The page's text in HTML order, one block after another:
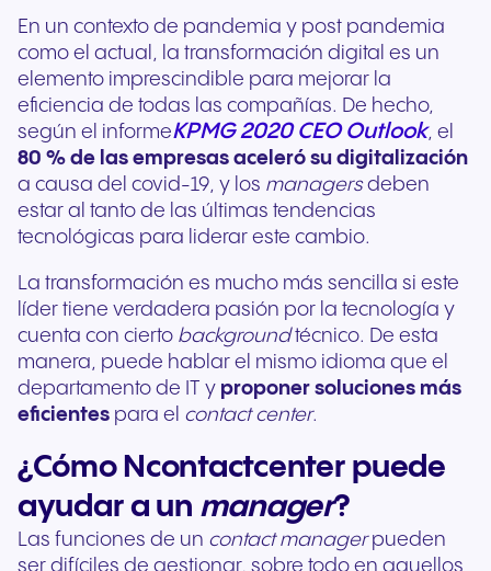
En un contexto de pandemia y post pandemia
como el actual, la transformación digital es un
elemento imprescindible para mejorar la
eficiencia de todas las compañías. De hecho,
según el informeKPMG 2020 CEO Outlook, el
80 % de las empresas aceleró su digitalización
a causa del covid-19, y los managersdeben
estar al tanto de las últimas tendencias
tecnológicas para liderar este cambio.
La transformación es mucho más sencilla si este
líder tiene verdadera pasión por la tecnología y
cuenta con cierto backgroundtécnico. De esta
manera, puede hablar el mismo idioma que el
departamento de IT y proponer soluciones más
eficientes para el contact center.
¿Cómo Ncontactcenter puede
ayudar a un manager?
Las funciones de un contact managerpueden
ser difíciles de gestionar, sobre todo en aquellos